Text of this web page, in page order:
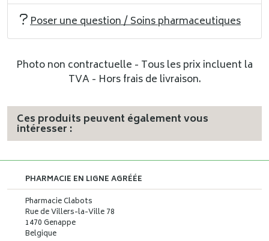
Poser une question / Soins pharmaceutiques
Photo non contractuelle - Tous les prix incluent la
TVA - Hors frais de livraison.
Ces produits peuvent également vous
intéresser :
PHARMACIE EN LIGNE AGRÉÉE
Pharmacie Clabots
Rue de Villers-la-Ville 78
1470 Genappe
Belgique